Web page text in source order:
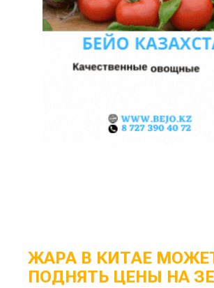
ЖАРА В КИТАЕ
ПОДНЯТЬ ЦЕНЫ НА